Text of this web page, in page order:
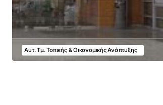
Αυτ. Τμ. Τοπικής & Οικονομικής Ανάπτυξης